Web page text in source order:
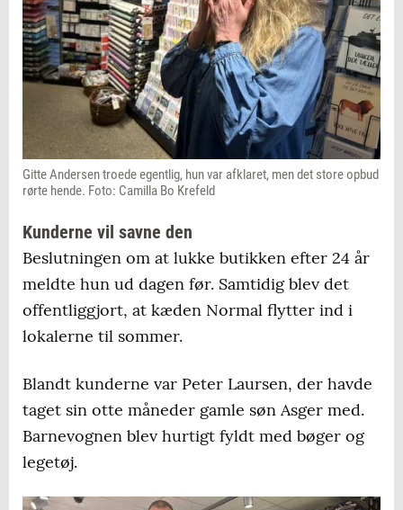
Gitte Andersen troede egentlig, hun var afklaret, men det store opbud
rørte hende. Foto: Camilla Bo Krefeld
Kunderne vil savne den
Beslutningen om at lukke butikken efter 24 år
meldte hun ud dagen før. Samtidig blev det
offentliggjort, at kæden Normal flytter ind i
lokalerne til sommer.
Blandt kunderne var Peter Laursen, der havde
taget sin otte måneder gamle søn Asger med.
Barnevognen blev hurtigt fyldt med bøger og
legetøj.